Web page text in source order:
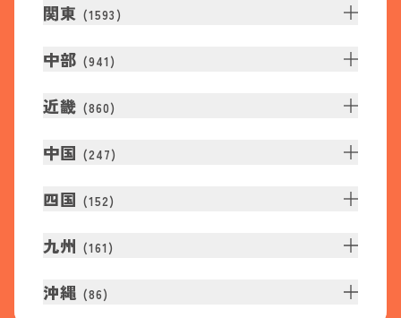
関東 (1593 )
中部 (941 )
近畿 (860)
中国 (247)
四国 (152)
九州 (161 )
沖縄 (86)